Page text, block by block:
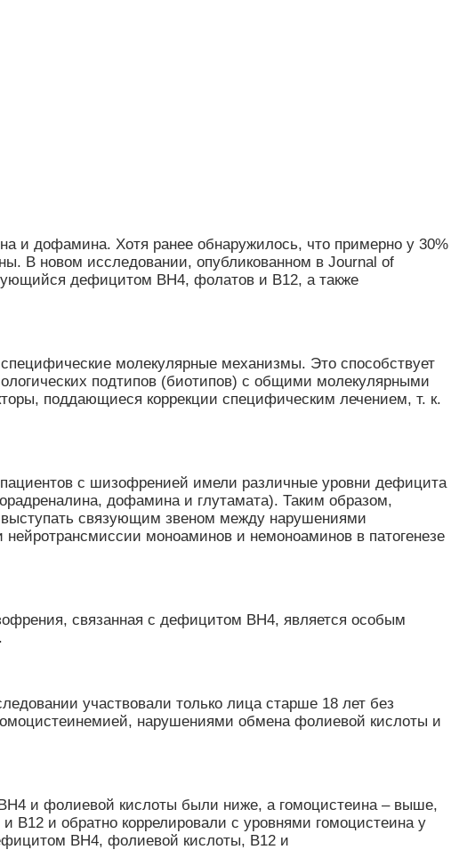
и дофамина. Хотя ранее обнаружилось, что примерно у 30%
В новом исследовании, опубликованном в Journal of
дефицитом BH4, фолатов и B12, а также
молекулярные механизмы. Это способствует
подтипов (биотипов) с общими молекулярными
поддающиеся коррекции специфическим лечением, т. к.
с шизофренией имели различные уровни дефицита
дофамина и глутамата). Таким образом,
связующим звеном между нарушениями
моноаминов и немоноаминов в патогенезе
связанная с дефицитом BH4, является особым
участвовали только лица старше 18 лет без
нарушениями обмена фолиевой кислоты и
и фолиевой кислоты были ниже, а гомоцистеина – выше,
и обратно коррелировали с уровнями гомоцистеина у
BH4, фолиевой кислоты, B12 и